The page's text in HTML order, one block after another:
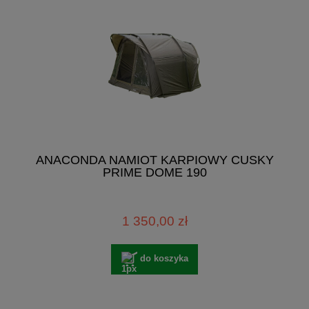
ANACONDA NAMIOT KARPIOWY CUSKY
PRIME DOME 190
1 350,00 zł
do koszyka